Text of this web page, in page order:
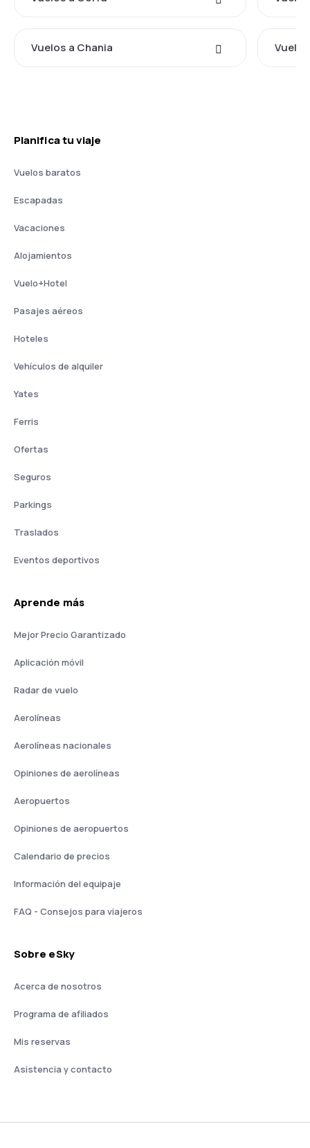
Vuelos a Chania
Planifica tu viaje
Vuelos baratos
Escapadas
Vacaciones
Alojamientos
Vuelo+Hotel
Pasajes aéreos
Hoteles
Vehículos de alquiler
Yates
Ferris
Ofertas
Seguros
Parkings
Traslados
Eventos deportivos
Aprende más
Mejor Precio Garantizado
Aplicación móvil
Radar de vuelo
Aerolíneas
Aerolíneas nacionales
Opiniones de aerolíneas
Aeropuertos
Opiniones de aeropuertos
Calendario de precios
Información del equipaje
FAQ - Consejos para viajeros
Sobre eSky
Acerca de nosotros
Programa de afiliados
Mis reservas
Asistencia y contacto